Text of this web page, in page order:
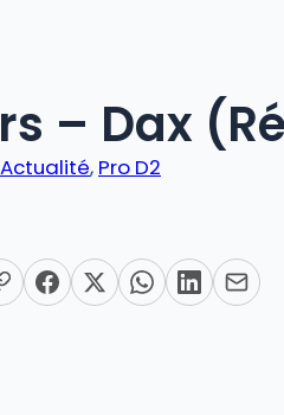
– Dax
Actualité, Pro D2